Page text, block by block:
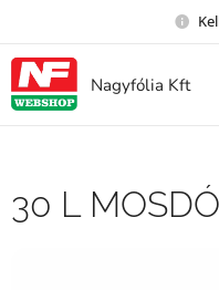
Nagyfólia Kft
30 L